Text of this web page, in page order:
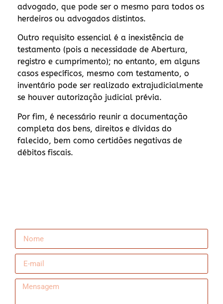
advogado, que pode ser o mesmo para todos os
herdeiros ou advogados distintos.
Outro requisito essencial é a inexistência de
testamento (pois a necessidade de Abertura,
registro e cumprimento); no entanto, em alguns
casos específicos, mesmo com testamento, o
inventário pode ser realizado extrajudicialmente
se houver autorização judicial prévia.
Por fim, é necessário reunir a documentação
completa dos bens, direitos e dívidas do
falecido, bem como certidões negativas de
débitos fiscais.